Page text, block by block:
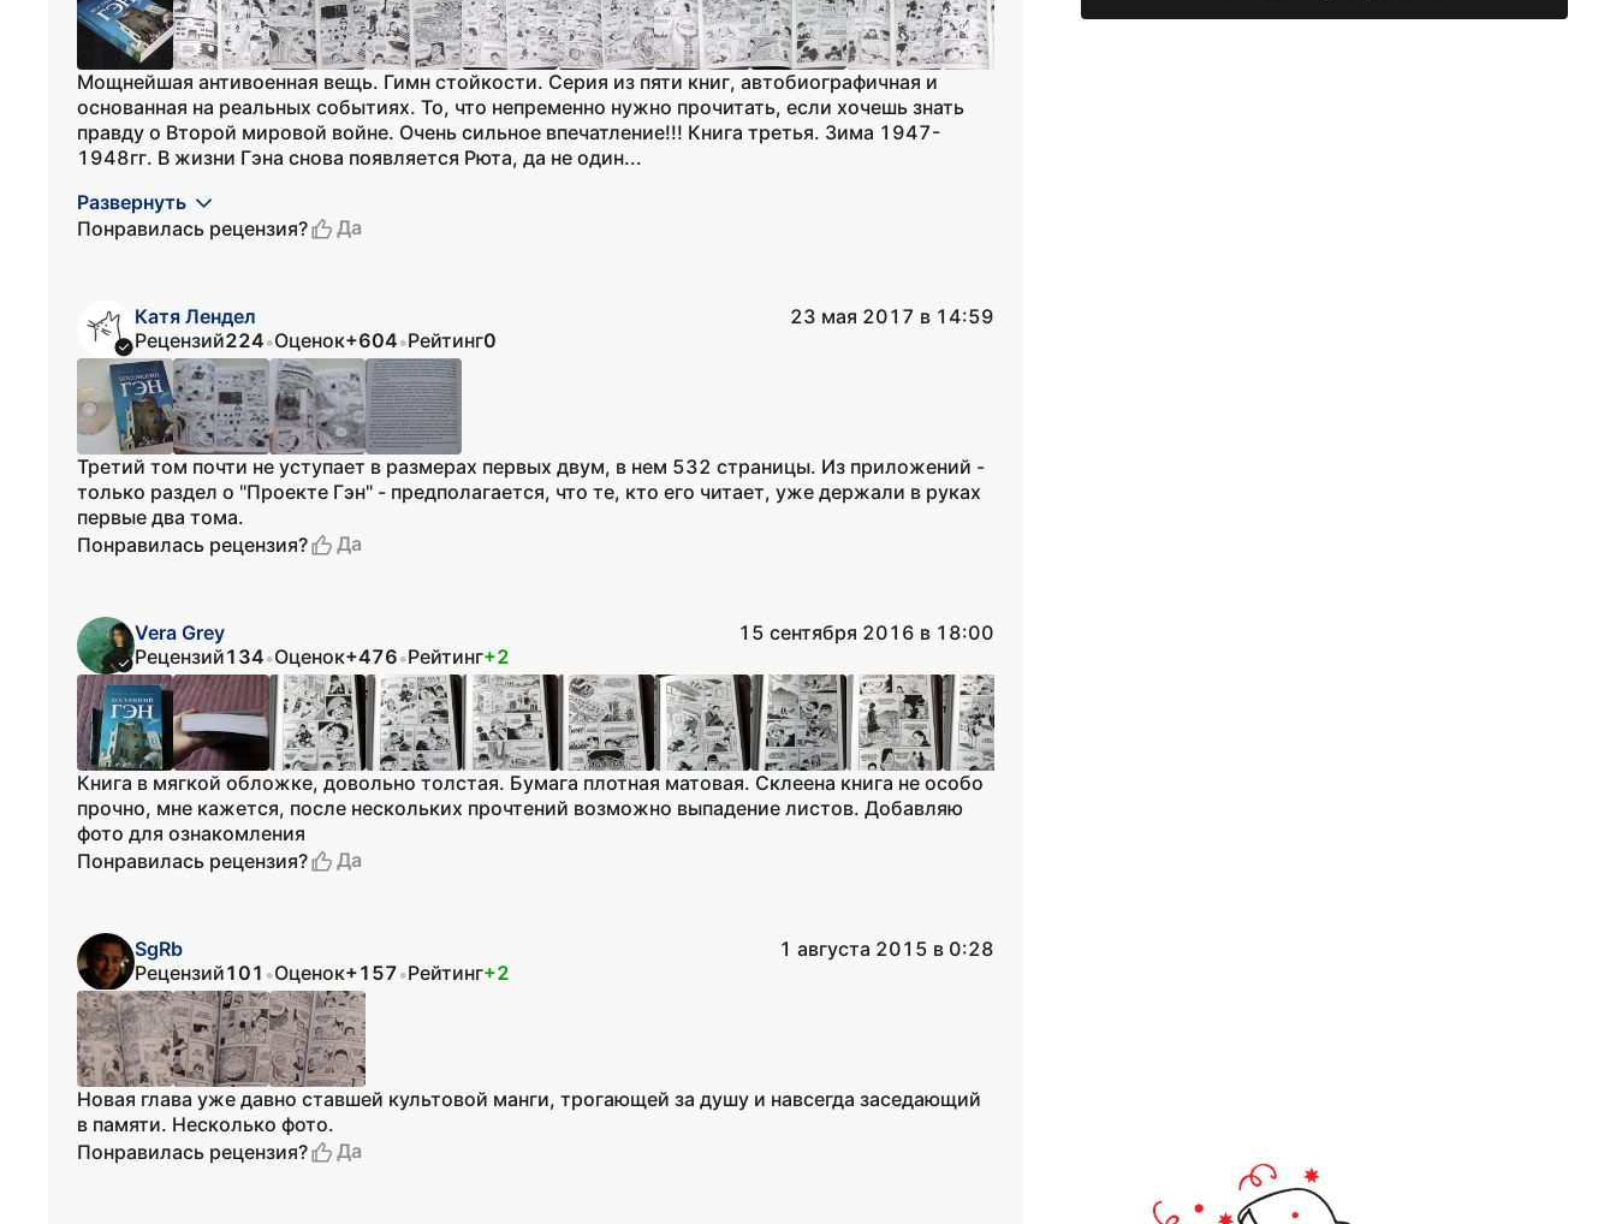
Мощнейшая антивоенная вещь. Гимн стойкости. Серия из пяти книг, автобиографичная и
основанная на реальных событиях. То, что непременно нужно прочитать, если хочешь знать
правду о Второй мировой войне. Очень сильное впечатление!!! Книга третья. Зима 1947-
1948гг. В жизни Гэна снова появляется Рюта, да не один...
Развернуть
Понравилась рецензия?
Да
Катя Лендел
23 мая 2017 в 14:59
Рецензий224•Оценок+604•Рейтинг0
Третий том почти не уступает в размерах первых двум, в нем 532 страницы. Из приложений -
только раздел о "Проекте Гэн" - предполагается, что те, кто его читает, уже держали в руках
первые два тома.
Понравилась рецензия?
Да
Vera Grey
15 сентября 2016 в 18:00
Рецензий134•Оценок+476•Рейтинг+2
Книга в мягкой обложке, довольно толстая. Бумага плотная матовая. Склеена книга не особо
прочно, мне кажется, после нескольких прочтений возможно выпадение листов. Добавляю
фото для ознакомления
Понравилась рецензия?
Да
SgRb
1 августа 2015 в 0:28
Рецензий101 •Оценок+157•Рейтинг+2
Новая глава уже давно ставшей культовой манги, трогающей за душу и навсегда заседающий
в памяти. Несколько фото.
Понравилась рецензия?
Да